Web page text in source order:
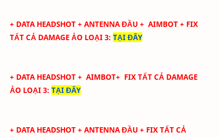
+ DATA HEADSHOT + ANTENNA ĐẦU + AIMBOT + FIX
TẤT CẢ DAMAGE ẢO LOẠI 3: TẠI ĐÂY
+ DATA HEADSHOT + AIMBOT+ FIX TẤT CẢ DAMAGE
ẢO LOẠI 3: TẠI ĐÂY
+ DATA HEADSHOT + ANTENNA ĐẦU + FIX TẤT CẢ